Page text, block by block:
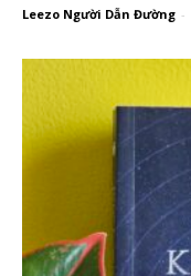
Leezo Người Dẫn Đường -